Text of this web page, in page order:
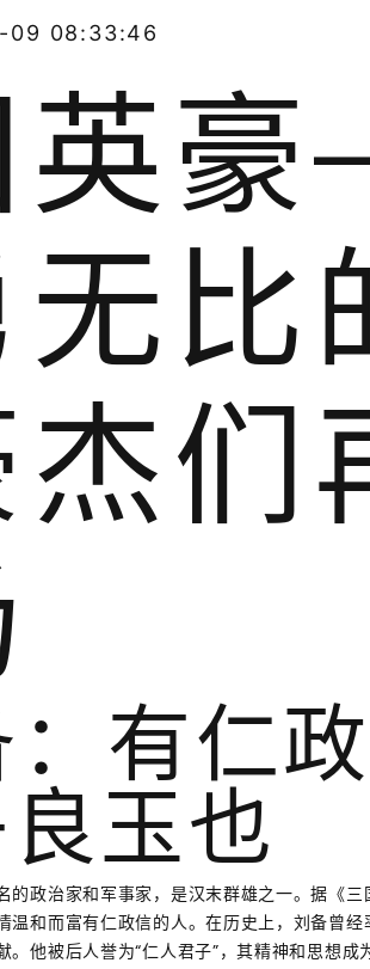
09 08:33:46
英
比
杰们
有仁
玉也
的政治家和军事家，是汉末群雄之一。据《
温和而富有仁政信的人。在历史上，刘备曾
他被后人誉为“仁人君子”，其精神和思想成